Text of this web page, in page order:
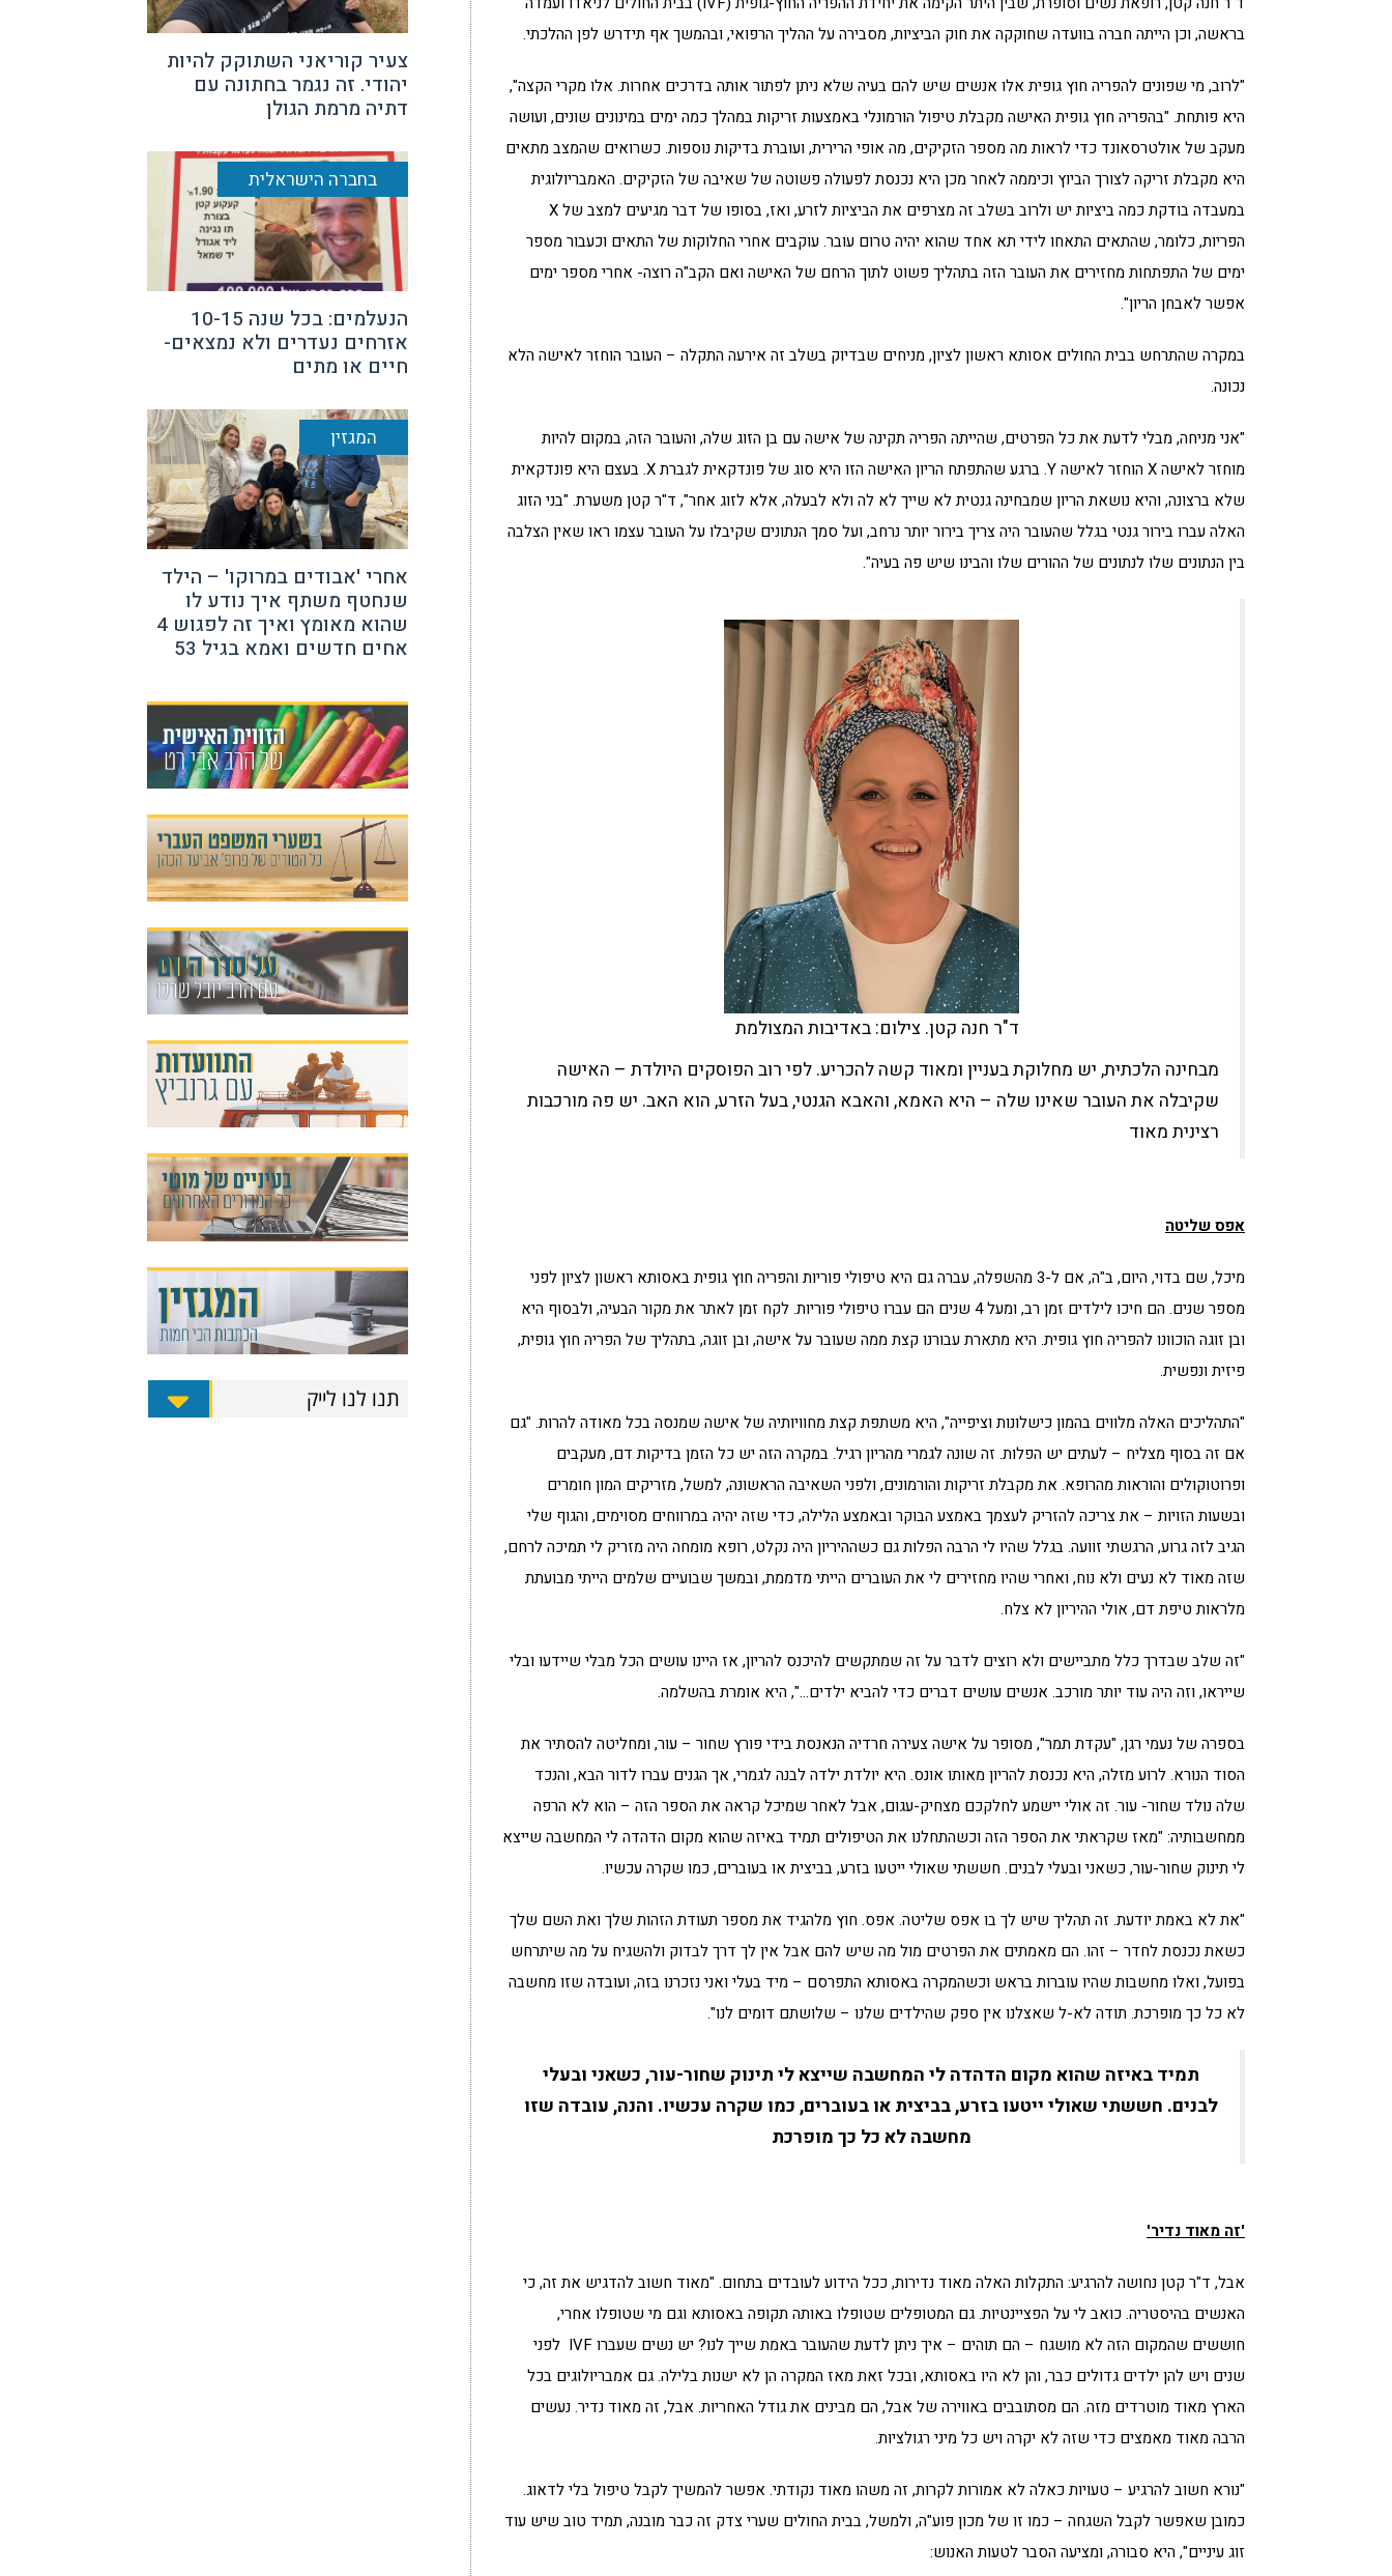
בראשה, וכן הייתה חברה בוועדה שחוקקה את חוק הביציות, מסבירה על ההליך הרפואי, ובהמשך אף תידרש לפן ההלכתי.
"לרוב, מי שפונים להפריה חוץ גופית אלו אנשים שיש להם בעיה שלא ניתן לפתור אותה בדרכים אחרות. אלו מקרי הקצה",
היא פותחת. "בהפריה חוץ גופית האישה מקבלת טיפול הורמונלי באמצעות זריקות במהלך כמה ימים במינונים שונים, ועושה
מעקב של אולטרסאונד כדי לראות מה מספר הזקיקים, מה אופי הרירית, ועוברת בדיקות נוספות. כשרואים שהמצב מתאים
היא מקבלת זריקה לצורך הביוץ וכיממה לאחר מכן היא נכנסת לפעולה פשוטה של שאיבה של הזקיקים. האמבריולוגית
במעבדה בודקת כמה ביציות יש ולרוב בשלב זה מצרפים את הביציות לזרע, ואז, בסופו של דבר מגיעים למצב של X
הפריות, כלומר, שהתאים התאחו לידי תא אחד שהוא יהיה טרום עובר. עוקבים אחרי החלוקות של התאים וכעבור מספר
ימים של התפתחות מחזירים את העובר הזה בתהליך פשוט לתוך הרחם של האישה ואם הקב"ה רוצה- אחרי מספר ימים
אפשר לאבחן הריון".
במקרה שהתרחש בבית החולים אסותא ראשון לציון, מניחים שבדיוק בשלב זה אירעה התקלה – העובר הוחזר לאישה הלא
נכונה.
"אני מניחה, מבלי לדעת את כל הפרטים, שהייתה הפריה תקינה של אישה עם בן הזוג שלה, והעובר הזה, במקום להיות
מוחזר לאישה X הוחזר לאישה Y. ברגע שהתפתח הריון האישה הזו היא סוג של פונדקאית לגברת X. בעצם היא פונדקאית
שלא ברצונה, והיא נושאת הריון שמבחינה גנטית לא שייך לא לה ולא לבעלה, אלא לזוג אחר", ד"ר קטן משערת. "בני הזוג
האלה עברו בירור גנטי בגלל שהעובר היה צריך בירור יותר נרחב, ועל סמך הנתונים שקיבלו על העובר עצמו ראו שאין הצלבה
בין הנתונים שלו לנתונים של ההורים שלו והבינו שיש פה בעיה".
ד"ר חנה קטן. צילום: באדיבות המצולמת
מבחינה הלכתית, יש מחלוקת בעניין ומאוד קשה להכריע. לפי רוב הפוסקים היולדת – האישה
שקיבלה את העובר שאינו שלה – היא האמא, והאבא הגנטי, בעל הזרע, הוא האב. יש פה מורכבות
רצינית מאוד
אפס שליטה
מיכל, שם בדוי, היום, ב"ה, אם ל-3 מהשפלה, עברה גם היא טיפולי פוריות והפריה חוץ גופית באסותא ראשון לציון לפני
מספר שנים. הם חיכו לילדים זמן רב, ומעל 4 שנים הם עברו טיפולי פוריות. לקח זמן לאתר את מקור הבעיה, ולבסוף היא
ובן זוגה הוכוונו להפריה חוץ גופית. היא מתארת עבורנו קצת ממה שעובר על אישה, ובן זוגה, בתהליך של הפריה חוץ גופית,
פיזית ונפשית.
"התהליכים האלה מלווים בהמון כישלונות וציפייה", היא משתפת קצת מחוויותיה של אישה שמנסה בכל מאודה להרות. "גם
אם זה בסוף מצליח – לעתים יש הפלות. זה שונה לגמרי מהריון רגיל. במקרה הזה יש כל הזמן בדיקות דם, מעקבים
ופרוטוקולים והוראות מהרופא. את מקבלת זריקות והורמונים, ולפני השאיבה הראשונה, למשל, מזריקים המון חומרים
ובשעות הזויות – את צריכה להזריק לעצמך באמצע הבוקר ובאמצע הלילה, כדי שזה יהיה במרווחים מסוימים, והגוף שלי
הגיב לזה גרוע, הרגשתי זוועה. בגלל שהיו לי הרבה הפלות גם כשההיריון היה נקלט, רופא מומחה היה מזריק לי תמיכה לרחם,
שזה מאוד לא נעים ולא נוח, ואחרי שהיו מחזירים לי את העוברים הייתי מדממת, ובמשך שבועיים שלמים הייתי מבועתת
מלראות טיפת דם, אולי ההיריון לא צלח.
"זה שלב שבדרך כלל מתביישים ולא רוצים לדבר על זה שמתקשים להיכנס להריון, אז היינו עושים הכל מבלי שיידעו ובלי
שייראו, וזה היה עוד יותר מורכב. אנשים עושים דברים כדי להביא ילדים…", היא אומרת בהשלמה.
בספרה של נעמי רגן, "עקדת תמר", מסופר על אישה צעירה חרדיה הנאנסת בידי פורץ שחור – עור, ומחליטה להסתיר את
הסוד הנורא. לרוע מזלה, היא נכנסת להריון מאותו אונס. היא יולדת ילדה לבנה לגמרי, אך הגנים עברו לדור הבא, והנכד
שלה נולד שחור- עור. זה אולי יישמע לחלקכם מצחיק-עגום, אבל לאחר שמיכל קראה את הספר הזה – הוא לא הרפה
ממחשבותיה: "מאז שקראתי את הספר הזה וכשהתחלנו את הטיפולים תמיד באיזה שהוא מקום הדהדה לי המחשבה שייצא
לי תינוק שחור-עור, כשאני ובעלי לבנים. חששתי שאולי ייטעו בזרע, בביצית או בעוברים, כמו שקרה עכשיו.
"את לא באמת יודעת. זה תהליך שיש לך בו אפס שליטה. אפס. חוץ מלהגיד את מספר תעודת הזהות שלך ואת השם שלך
כשאת נכנסת לחדר – זהו. הם מאמתים את הפרטים מול מה שיש להם אבל אין לך דרך לבדוק ולהשגיח על מה שיתרחש
בפועל, ואלו מחשבות שהיו עוברות בראש וכשהמקרה באסותא התפרסם – מיד בעלי ואני נזכרנו בזה, ועובדה שזו מחשבה
לא כל כך מופרכת. תודה לא-ל שאצלנו אין ספק שהילדים שלנו – שלושתם דומים לנו".
תמיד באיזה שהוא מקום הדהדה לי המחשבה שייצא לי תינוק שחור-עור, כשאני ובעלי
לבנים. חששתי שאולי ייטעו בזרע, בביצית או בעוברים, כמו שקרה עכשיו. והנה, עובדה שזו
מחשבה לא כל כך מופרכת
'זה מאוד נדיר'
אבל, ד"ר קטן נחושה להרגיע: התקלות האלה מאוד נדירות, ככל הידוע לעובדים בתחום. "מאוד חשוב להדגיש את זה, כי
האנשים בהיסטריה. כואב לי על הפציינטיות. גם המטופלים שטופלו באותה תקופה באסותא וגם מי שטופלו אחרי,
חוששים שהמקום הזה לא מושגח – הם תוהים – איך ניתן לדעת שהעובר באמת שייך לנו? יש נשים שעברו IVF לפני
שנים ויש להן ילדים גדולים כבר, והן לא היו באסותא, ובכל זאת מאז המקרה הן לא ישנות בלילה. גם אמבריולוגים בכל
הארץ מאוד מוטרדים מזה. הם מסתובבים באווירה של אבל, הם מבינים את גודל האחריות. אבל, זה מאוד נדיר. נעשים
הרבה מאוד מאמצים כדי שזה לא יקרה ויש כל מיני רגולציות.
"נורא חשוב להרגיע – טעויות כאלה לא אמורות לקרות, זה משהו מאוד נקודתי. אפשר להמשיך לקבל טיפול בלי לדאוג.
כמובן שאפשר לקבל השגחה – כמו זו של מכון פוע"ה, ולמשל, בבית החולים שערי צדק זה כבר מובנה, תמיד טוב שיש עוד
זוג עיניים", היא סבורה, ומציעה הסבר לטעות האנוש:
צעיר קוריאני השתוקק להיות
יהודי. זה נגמר בחתונה עם
דתיה מרמת הגולן
בחברה הישראלית
הנעלמים: בכל שנה 10-15
אזרחים נעדרים ולא נמצאים-
חיים או מתים
המגזין
אחרי 'אבודים במרוקו' – הילד
שנחטף משתף איך נודע לו
שהוא מאומץ ואיך זה לפגוש 4
אחים חדשים ואמא בגיל 53
תנו לנו לייק